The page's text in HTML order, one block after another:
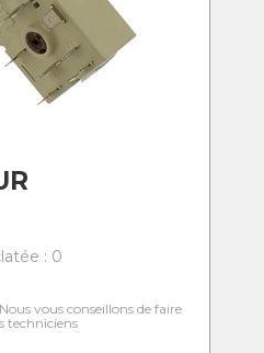
: 0
vous conseillons de faire
techniciens